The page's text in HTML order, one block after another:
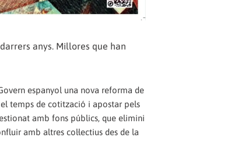
anys. Millores que han
espanyol una nova reforma de
temps de cotització i apostar pels
amb fons públics, que elimini
amb altres col·lectius des de la